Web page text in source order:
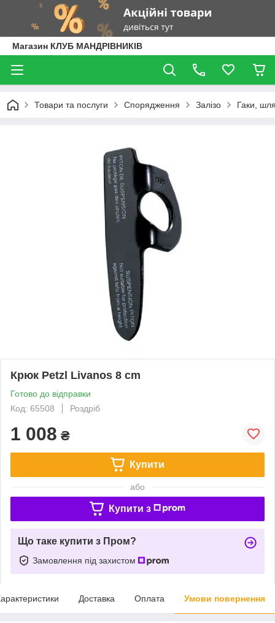
Магазин КЛУБ МАНДРІВНИКІВ
Товари та послуги Спорядження Залізо Гаки,
Крюк Petzl Livanos 8 cm
Готово до відправки
Код: 65508
Роздріб
1 008 ₴
Купити
або
Купити з
Що таке купити з Пром?
Замовлення під захистом
Доставка Оплата Умови повернення